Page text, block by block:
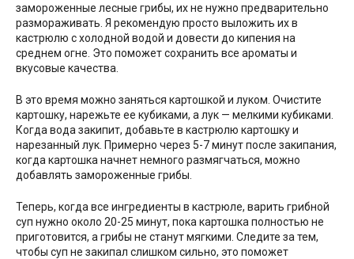
замороженные лесные грибы, их не нужно предварительно
размораживать. Я рекомендую просто выложить их в
кастрюлю с холодной водой и довести до кипения на
среднем огне. Это поможет сохранить все ароматы и
вкусовые качества.
В это время можно заняться картошкой и луком. Очистите
картошку, нарежьте ее кубиками, а лук — мелкими кубиками.
Когда вода закипит, добавьте в кастрюлю картошку и
нарезанный лук. Примерно через 5-7 минут после закипания,
когда картошка начнет немного размягчаться, можно
добавлять замороженные грибы.
Теперь, когда все ингредиенты в кастрюле, варить грибной
суп нужно около 20-25 минут, пока картошка полностью не
приготовится, а грибы не станут мягкими. Следите за тем,
чтобы суп не закипал слишком сильно, это поможет